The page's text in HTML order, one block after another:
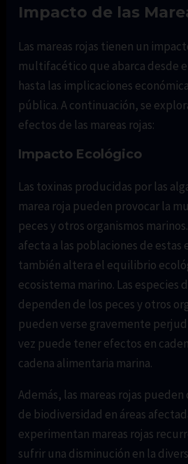
Impacto de las
Las mareas rojas tienen un
multifacético que abarca desde
hasta las implicaciones
pública. A continuación, se
efectos de las mareas rojas:
Impacto Ecológico
Las toxinas producidas por las
marea roja pueden provocar la
peces y otros organismos
afecta a las poblaciones de estas
también altera el equilibrio
ecosistema marino. Las especies
dependen de los peces y otros
pueden verse gravemente
vez puede tener efectos en
cadena alimentaria marina.
Además, las mareas rojas
de biodiversidad en áreas
experimentan mareas rojas
sufrir una disminución en la